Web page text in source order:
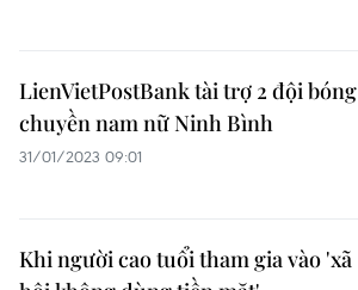
LienVietPostBank tài trợ 2 đội bóng
chuyền nam nữ Ninh Bình
31/01/2023 09:01
Khi người cao tuổi tham gia vào 'xã